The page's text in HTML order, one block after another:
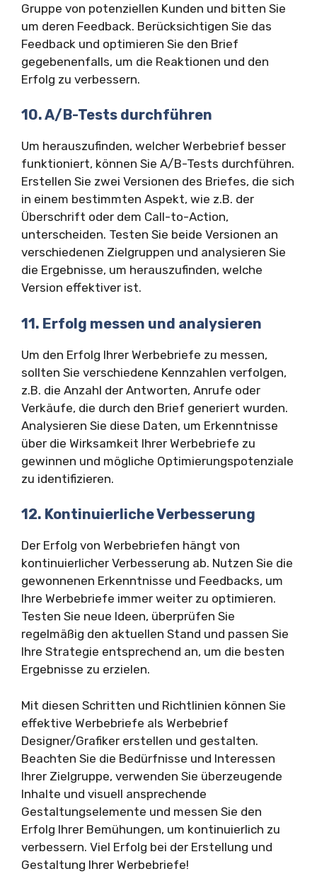
Gruppe von potenziellen Kunden und bitten Sie
um deren Feedback. Berücksichtigen Sie das
Feedback und optimieren Sie den Brief
gegebenenfalls, um die Reaktionen und den
Erfolg zu verbessern.
10. A/B-Tests durchführen
Um herauszufinden, welcher Werbebrief besser
funktioniert, können Sie A/B-Tests durchführen.
Erstellen Sie zwei Versionen des Briefes, die sich
in einem bestimmten Aspekt, wie z.B. der
Überschrift oder dem Call-to-Action,
unterscheiden. Testen Sie beide Versionen an
verschiedenen Zielgruppen und analysieren Sie
die Ergebnisse, um herauszufinden, welche
Version effektiver ist.
11. Erfolg messen und analysieren
Um den Erfolg Ihrer Werbebriefe zu messen,
sollten Sie verschiedene Kennzahlen verfolgen,
z.B. die Anzahl der Antworten, Anrufe oder
Verkäufe, die durch den Brief generiert wurden.
Analysieren Sie diese Daten, um Erkenntnisse
über die Wirksamkeit Ihrer Werbebriefe zu
gewinnen und mögliche Optimierungspotenziale
zu identifizieren.
12. Kontinuierliche Verbesserung
Der Erfolg von Werbebriefen hängt von
kontinuierlicher Verbesserung ab. Nutzen Sie die
gewonnenen Erkenntnisse und Feedbacks, um
Ihre Werbebriefe immer weiter zu optimieren.
Testen Sie neue Ideen, überprüfen Sie
regelmäßig den aktuellen Stand und passen Sie
Ihre Strategie entsprechend an, um die besten
Ergebnisse zu erzielen.
Mit diesen Schritten und Richtlinien können Sie
effektive Werbebriefe als Werbebrief
Designer/Grafiker erstellen und gestalten.
Beachten Sie die Bedürfnisse und Interessen
Ihrer Zielgruppe, verwenden Sie überzeugende
Inhalte und visuell ansprechende
Gestaltungselemente und messen Sie den
Erfolg Ihrer Bemühungen, um kontinuierlich zu
verbessern. Viel Erfolg bei der Erstellung und
Gestaltung Ihrer Werbebriefe!